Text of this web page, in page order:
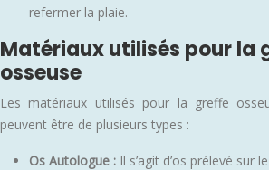
refermer la plaie.
Matériaux utilisés pour la
osseuse
Les matériaux utilisés pour la greffe
peuvent être de plusieurs types :
Os Autologue : Il s’agit d’os prélevé sur